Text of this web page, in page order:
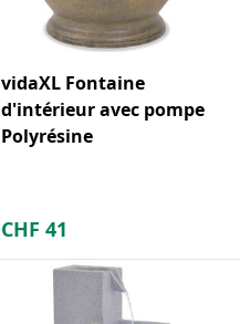
vidaXL Fontaine
d'intérieur avec pompe
Polyrésine
CHF 41